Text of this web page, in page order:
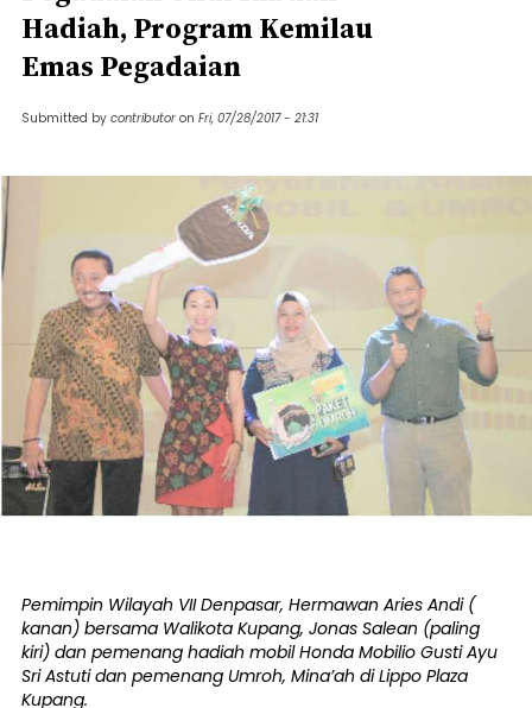
Hadiah, Program Kemilau
Emas Pegadaian
Submitted by contributor on Fri, 07/28/2017 - 21:31
Pemimpin Wilayah VII Denpasar, Hermawan Aries Andi (
kanan) bersama Walikota Kupang, Jonas Salean (paling
kiri) dan pemenang hadiah mobil Honda Mobilio Gusti Ayu
Sri Astuti dan pemenang Umroh, Mina’ah di Lippo Plaza
Kupang.